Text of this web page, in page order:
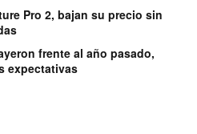
Pro 2, bajan su precio sin
frente al año pasado,
expectativas